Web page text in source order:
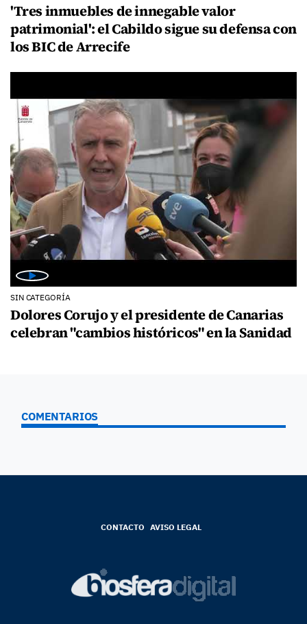
'Tres inmuebles de innegable valor
patrimonial': el Cabildo sigue su defensa con
los BIC de Arrecife
SIN CATEGORÍA
Dolores Corujo y el presidente de Canarias
celebran "cambios históricos" en la Sanidad
COMENTARIOS
CONTACTO AVISO LEGAL